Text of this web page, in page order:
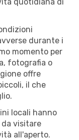
durante i
momento per
fotografia o
offre
il che
locali hanno
da visitare
all'aperto.